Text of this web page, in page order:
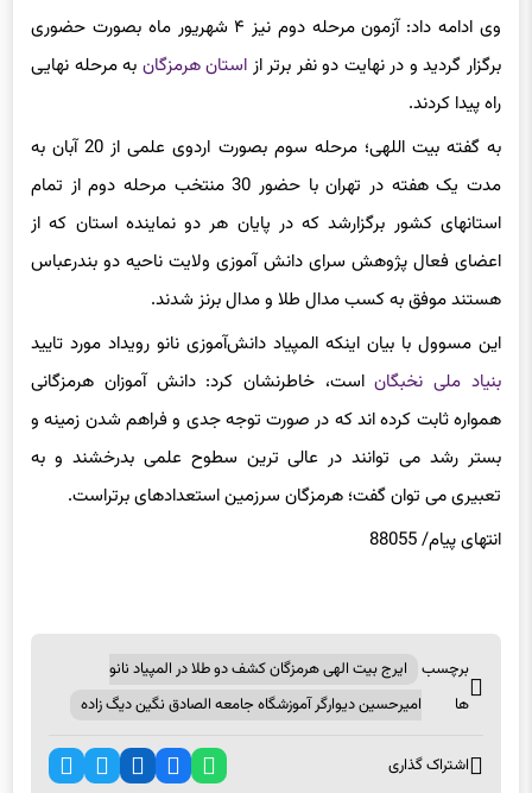
وی ادامه داد: آزمون مرحله دوم نیز ۴ شهریور ماه بصورت حضوری
برگزار گردید و در نهایت دو نفر برتر از استان هرمزگان به مرحله نهایی
راه پیدا کردند.
به گفته بیت اللهی؛ مرحله سوم بصورت اردوی علمی از 20 آبان به
مدت یک هفته در تهران با حضور 30 منتخب مرحله دوم از تمام
استانهای کشور برگزارشد که در پایان هر دو نماینده استان که از
اعضای فعال پژوهش سرای دانش آموزی ولایت ناحیه دو بندرعباس
هستند موفق به کسب مدال طلا و مدال برنز شدند.
این مسوول با بیان اینکه المپیاد دانش‌آموزی نانو رویداد مورد تایید
بنیاد ملی نخبگاناست، خاطرنشان کرد: دانش آموزان هرمزگانی
همواره ثابت کرده اند که در صورت توجه جدی و فراهم شدن زمینه و
بستر رشد می توانند در عالی ترین سطوح علمی بدرخشند و به
تعبیری می توان گفت؛ هرمزگان سرزمین استعدادهای برتراست.
انتهای پیام/ 88055
برچسب
ها
ایرج بیت الهی هرمزگان کشف دو طلا در المپیاد نانو
امیرحسین دیوارگر آموزشگاه جامعه الصادق نگین دیگ زاده
اشتراک گذاری